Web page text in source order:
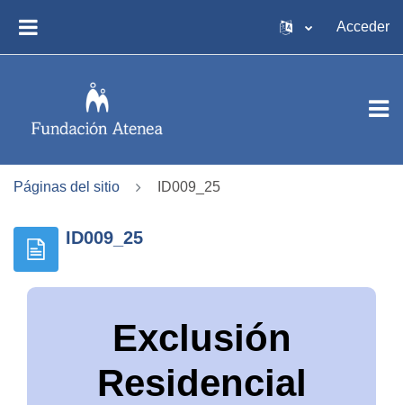
Acceder
Páginas del sitio ID009_25
ID009_25
Exclusión
Residencial